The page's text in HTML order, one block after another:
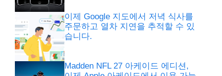
이제 Google 지도에서 저녁 식사를
주문하고 열차 지연을 추적할 수 있
습니다.
Madden NFL 27 아케이드 에디션,